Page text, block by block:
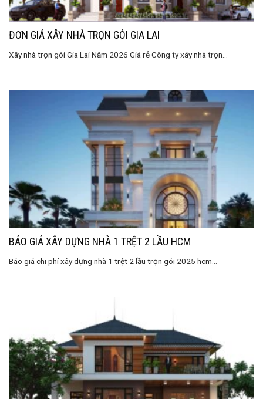
ĐƠN GIÁ XÂY NHÀ TRỌN GÓI GIA LAI
Xây nhà trọn gói Gia Lai Năm 2026 Giá rẻ Công ty xây nhà trọn...
BÁO GIÁ XÂY DỰNG NHÀ 1 TRỆT 2 LẦU HCM
Báo giá chi phí xây dựng nhà 1 trệt 2 lầu trọn gói 2025 hcm...